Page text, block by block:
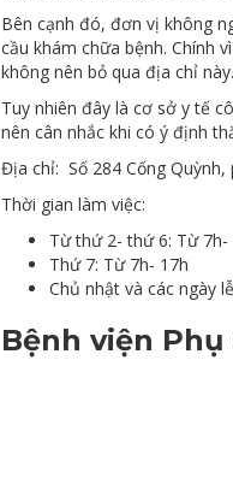
Bên cạnh đó, đơn vị không
cầu khám chữa bệnh. Chính
không nên bỏ qua địa chỉ này.
Tuy nhiên đây là cơ sở y tế
nên cân nhắc khi có ý định
Địa chỉ: Số 284 Cống
Thời gian làm việc:
Từ thứ 2- thứ 6: Từ 7h-
Thứ 7: Từ 7h- 17h
Chủ nhật và các ngày
Bệnh viện Phụ